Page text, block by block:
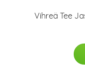
Vihreä Tee